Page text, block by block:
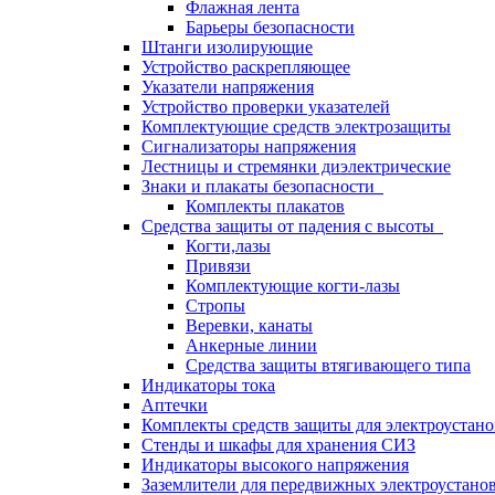
Флажная лента
Барьеры безопасности
Штанги изолирующие
Устройство раскрепляющее
Указатели напряжения
Устройство проверки указателей
Комплектующие средств электрозащиты
Сигнализаторы напряжения
Лестницы и стремянки диэлектрические
Знаки и плакаты безопасности
Комплекты плакатов
Средства защиты от падения с высоты
Когти,лазы
Привязи
Комплектующие когти-лазы
Стропы
Веревки, канаты
Анкерные линии
Средства защиты втягивающего типа
Индикаторы тока
Аптечки
Комплекты средств защиты для
Стенды и шкафы для хранения СИЗ
Индикаторы высокого напряжения
Заземлители для передвижных